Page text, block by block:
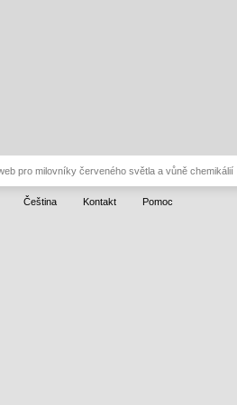
pro milovníky červeného světla a vůně chemikálií
Čeština Kontakt Pomoc